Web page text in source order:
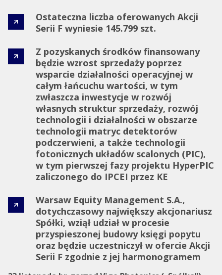
Ostateczna liczba oferowanych Akcji
Serii F wyniesie 145.799 szt.
Z pozyskanych środków finansowany
będzie wzrost sprzedaży poprzez
wsparcie działalności operacyjnej w
całym łańcuchu wartości, w tym
zwłaszcza inwestycje w rozwój
własnych struktur sprzedaży, rozwój
technologii i działalności w obszarze
technologii matryc detektorów
podczerwieni, a także technologii
fotonicznych układów scalonych (PIC),
w tym pierwszej fazy projektu HyperPIC
zaliczonego do IPCEI przez KE
Warsaw Equity Management S.A.,
dotychczasowy największy akcjonariusz
Spółki, wziął udział w procesie
przyspieszonej budowy księgi popytu
oraz będzie uczestniczył w ofercie Akcji
Serii F zgodnie z jej harmonogramem